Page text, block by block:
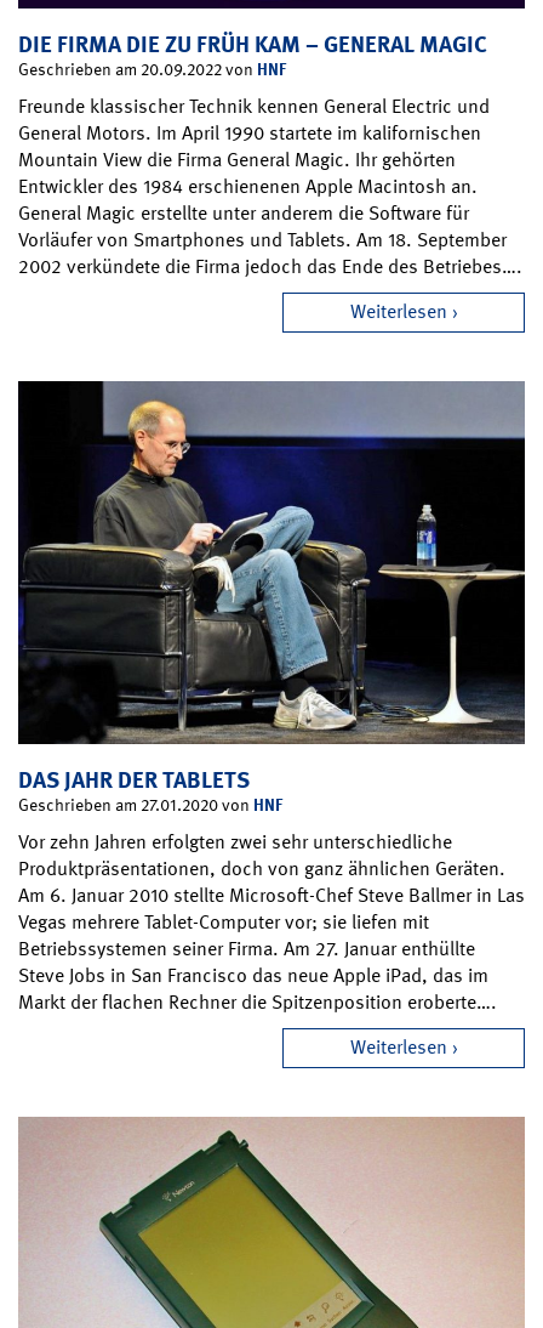
DIE FIRMA DIE ZU FRÜH KAM – GENERAL MAGIC
Geschrieben am 20.09.2022 von HNF
Freunde klassischer Technik kennen General Electric und
General Motors. Im April 1990 startete im kalifornischen
Mountain View die Firma General Magic. Ihr gehörten
Entwickler des 1984 erschienenen Apple Macintosh an.
General Magic erstellte unter anderem die Software für
Vorläufer von Smartphones und Tablets. Am 18. September
2002 verkündete die Firma jedoch das Ende des Betriebes….
Weiterlesen
DAS JAHR DER TABLETS
Geschrieben am 27.01.2020 von HNF
Vor zehn Jahren erfolgten zwei sehr unterschiedliche
Produktpräsentationen, doch von ganz ähnlichen Geräten.
Am 6. Januar 2010 stellte Microsoft-Chef Steve Ballmer in Las
Vegas mehrere Tablet-Computer vor; sie liefen mit
Betriebssystemen seiner Firma. Am 27. Januar enthüllte
Steve Jobs in San Francisco das neue Apple iPad, das im
Markt der flachen Rechner die Spitzenposition eroberte….
Weiterlesen